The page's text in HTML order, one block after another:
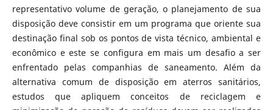
representativo volume de geração, o planejamento de sua
disposição deve consistir em um programa que oriente sua
destinação final sob os pontos de vista técnico, ambiental e
econômico e este se configura em mais um desafio a ser
enfrentado pelas companhias de saneamento. Além da
alternativa comum de disposição em aterros sanitários,
estudos que apliquem conceitos de reciclagem e